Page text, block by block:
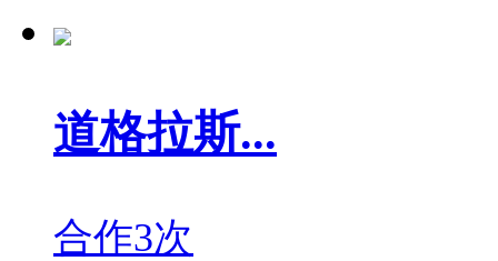
道格拉斯...
合作3次